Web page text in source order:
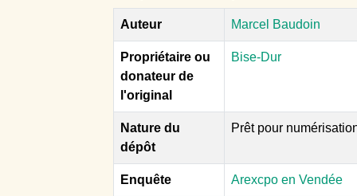
Auteur Marcel Baudoin
Propriétaire ou
donateur de
l'original
Bise-Dur
Nature du
dépôt
Prêt pour
Enquête Arexcpo en Vendée